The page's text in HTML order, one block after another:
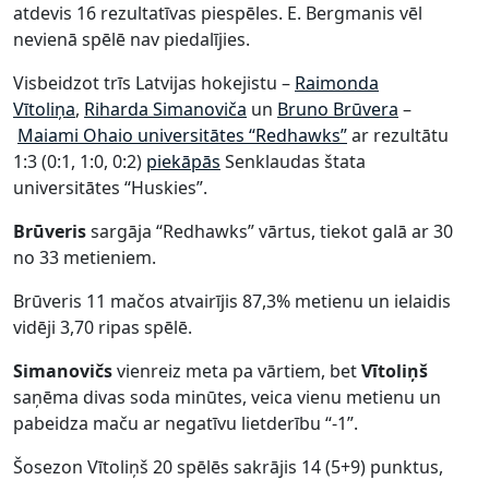
atdevis 16 rezultatīvas piespēles. E. Bergmanis vēl
nevienā spēlē nav piedalījies.
Visbeidzot trīs Latvijas hokejistu – Raimonda
Vītoliņa, Riharda Simanoviča un Bruno Brūvera –
Maiami Ohaio universitātes “Redhawks”ar rezultātu
1:3 (0:1, 1:0, 0:2) piekāpās Senklaudas štata
universitātes “Huskies”.
Brūverissargāja “Redhawks” vārtus, tiekot galā ar 30
no 33 metieniem.
Brūveris 11 mačos atvairījis 87,3% metienu un ielaidis
vidēji 3,70 ripas spēlē.
Simanovičsvienreiz meta pa vārtiem, betVītoliņš
saņēma divas soda minūtes, veica vienu metienu un
pabeidza maču ar negatīvu lietderību “-1”.
Šosezon Vītoliņš 20 spēlēs sakrājis 14 (5+9) punktus,